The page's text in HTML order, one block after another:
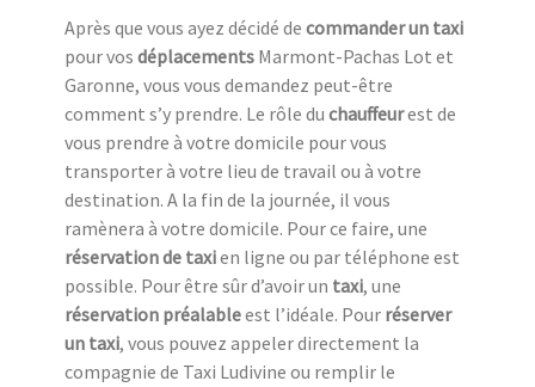
Après que vous ayez décidé de commander un taxi
pour vos déplacements Marmont-Pachas Lot et
Garonne, vous vous demandez peut-être
comment s’y prendre. Le rôle du chauffeurest de
vous prendre à votre domicile pour vous
transporter à votre lieu de travail ou à votre
destination. A la fin de la journée, il vous
ramènera à votre domicile. Pour ce faire, une
réservation de taxien ligne ou par téléphone est
possible. Pour être sûr d’avoir un taxi, une
réservation préalableest l’idéale. Pour réserver
un taxi, vous pouvez appeler directement la
compagnie de Taxi Ludivine ou remplir le